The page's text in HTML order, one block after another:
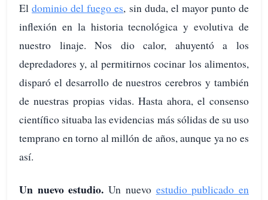
Eldominio del fuego es, sin duda, el mayor punto de
inflexión en la historia tecnológica y evolutiva de
nuestro linaje. Nos dio calor, ahuyentó a los
depredadores y, al permitirnos cocinar los alimentos,
disparó el desarrollo de nuestros cerebros y también
de nuestras propias vidas. Hasta ahora, el consenso
científico situaba las evidencias más sólidas de su uso
temprano en torno al millón de años, aunque ya no es
así.
Un nuevo estudio.Un nuevo estudio publicado en